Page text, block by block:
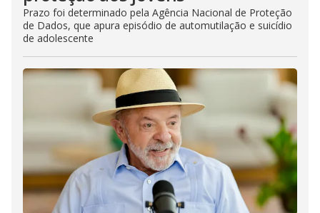
Prazo foi determinado pela Agência Nacional de Proteção
de Dados, que apura episódio de automutilação e suicídio
de adolescente